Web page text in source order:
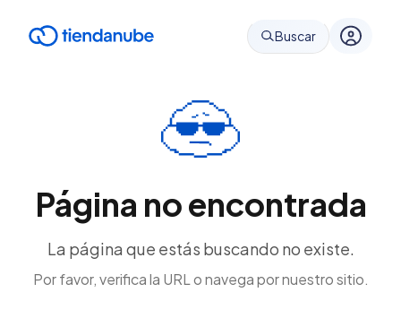
Buscar
Página no encontrada
La página que estás buscando no existe.
Por favor, verifica la URL o navega por nuestro sitio.